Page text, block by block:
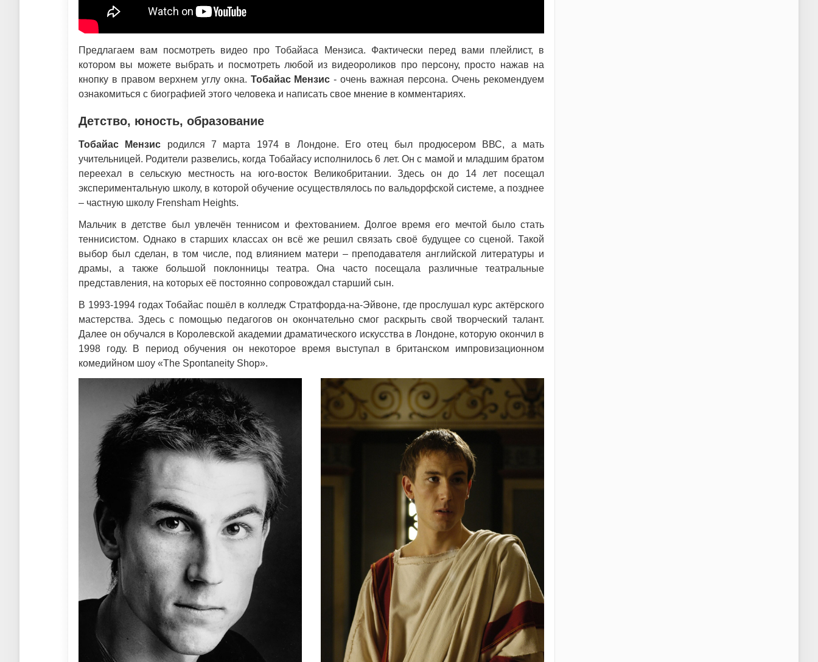
Предлагаем вам посмотреть видео про Тобайаса Мензиса. Фактически перед вами плейлист, в
котором вы можете выбрать и посмотреть любой из видеороликов про персону, просто нажав на
кнопку в правом верхнем углу окна. Тобайас Мензис - очень важная персона. Очень рекомендуем
ознакомиться с биографией этого человека и написать свое мнение в комментариях.
Детство, юность, образование
Тобайас Мензис родился 7 марта 1974 в Лондоне. Его отец был продюсером ВВС, а мать
учительницей. Родители развелись, когда Тобайасу исполнилось 6 лет. Он с мамой и младшим братом
переехал в сельскую местность на юго-восток Великобритании. Здесь он до 14 лет посещал
экспериментальную школу, в которой обучение осуществлялось по вальдорфской системе, а позднее
– частную школу Frensham Heights.
Мальчик в детстве был увлечён теннисом и фехтованием. Долгое время его мечтой было стать
теннисистом. Однако в старших классах он всё же решил связать своё будущее со сценой. Такой
выбор был сделан, в том числе, под влиянием матери – преподавателя английской литературы и
драмы, а также большой поклонницы театра. Она часто посещала различные театральные
представления, на которых её постоянно сопровождал старший сын.
В 1993-1994 годах Тобайас пошёл в колледж Стратфорда-на-Эйвоне, где прослушал курс актёрского
мастерства. Здесь с помощью педагогов он окончательно смог раскрыть свой творческий талант.
Далее он обучался в Королевской академии драматического искусства в Лондоне, которую окончил в
1998 году. В период обучения он некоторое время выступал в британском импровизационном
комедийном шоу «The Spontaneity Shop».